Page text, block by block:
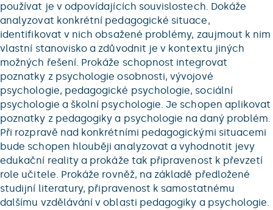
používat je v odpovídajících souvislostech. Dokáže
analyzovat konkrétní pedagogické situace,
identifikovat v nich obsažené problémy, zaujmout k nim
vlastní stanovisko a zdůvodnit je v kontextu jiných
možných řešení. Prokáže schopnost integrovat
poznatky z psychologie osobnosti, vývojové
psychologie, pedagogické psychologie, sociální
psychologie a školní psychologie. Je schopen aplikovat
poznatky z pedagogiky a psychologie na daný problém.
Při rozpravě nad konkrétními pedagogickými situacemi
bude schopen hlouběji analyzovat a vyhodnotit jevy
edukační reality a prokáže tak připravenost k převzetí
role učitele. Prokáže rovněž, na základě předložené
studijní literatury, připravenost k samostatnému
dalšímu vzdělávání v oblasti pedagogiky a psychologie.